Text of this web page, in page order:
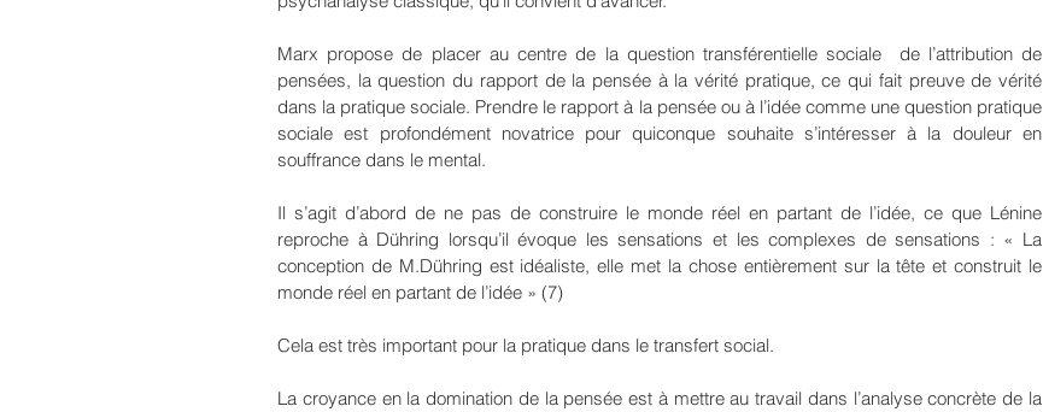
Marx propose de placer au centre de la question transférentielle sociale  de l’attribution de
pensées, la question du rapport de la pensée à la vérité pratique, ce qui fait preuve de vérité
dans la pratique sociale. Prendre le rapport à la pensée ou à l’idée comme une question pratique
sociale est profondément novatrice pour quiconque souhaite s’intéresser à la douleur en
souffrance dans le mental.
Il s’agit d’abord de ne pas de construire le monde réel en partant de l’idée, ce que Lénine
reproche à Dühring lorsqu’il évoque les sensations et les complexes de sensations : « La
conception de M.Dühring est idéaliste, elle met la chose entièrement sur la tête et construit le
monde réel en partant de l’idée » (7)
Cela est très important pour la pratique dans le transfert social.
La croyance en la domination de la pensée est à mettre au travail dans l’analyse concrète de la